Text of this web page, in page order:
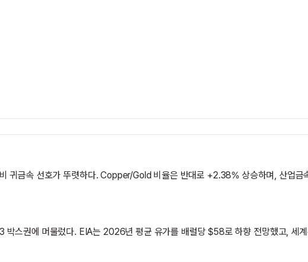
금속 선호가 뚜렷하다. Copper/Gold 비율은 반대로 +2.38% 상승하며, 산업금
스권에 머물렀다. EIA는 2026년 평균 유가를 배럴당 $58로 하향 전망했고, 세계